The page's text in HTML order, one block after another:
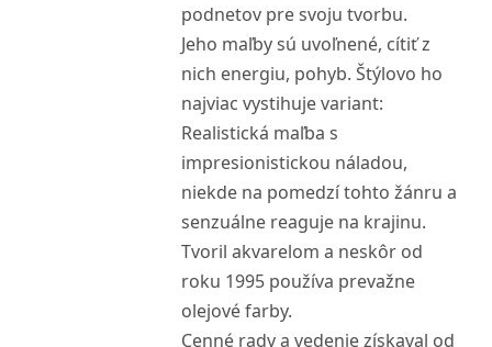
podnetov pre svoju tvorbu.
Jeho maľby sú uvoľnené, cítiť z
nich energiu, pohyb. Štýlovo ho
najviac vystihuje variant:
Realistická maľba s
impresionistickou náladou,
niekde na pomedzí tohto žánru a
senzuálne reaguje na krajinu.
Tvoril akvarelom a neskôr od
roku 1995 používa prevažne
olejové farby.
Cenné rady a vedenie získaval od